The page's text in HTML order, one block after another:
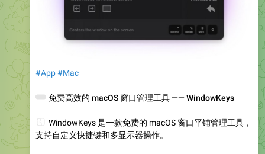
#App#Mac
免费高效的 macOS 窗口管理工具 —— WindowKeys
WindowKeys 是一款免费的 macOS 窗口平铺管理工具，
支持自定义快捷键和多显示器操作。